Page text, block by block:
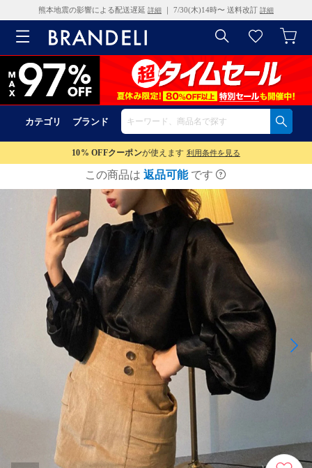
熊本地震の影響による配送遅延 詳細 ｜ 7/30(木)14時〜 送料改訂 詳細
カテゴリ ブランド
10% OFFクーポンが使えます 利用条件を見る
この商品は 返品可能 です